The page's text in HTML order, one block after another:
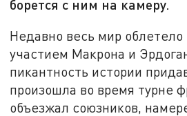
борется с ним на камеру.
Недавно весь мир облетело
участием Макрона и
пикантность истории
произошла во время турне
объезжал союзников,